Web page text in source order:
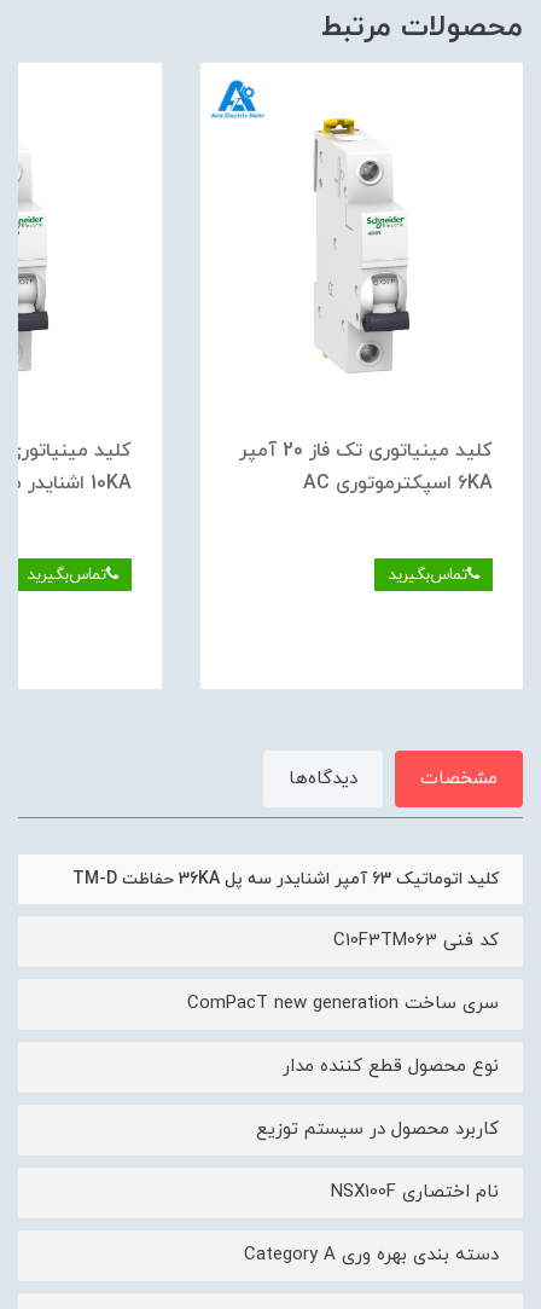
محصولات مرتبط
کلید مينياتوری تک فاز 20 آمپر
6KA اسپکترموتوری AC
تماس‌بگیرید
10KA اشنایدر موتوری DC
تماس‌بگیرید
مشخصات دیدگاه‌ها
کليد اتوماتیک 63 آمپر اشنایدر سه پل 36KA حفاظت TM-D
کد فنی C10F3TM063
سری ساخت ComPacT new generation
نوع محصول قطع کننده مدار
کاربرد محصول در سیستم توزیع
نام اختصاری NSX100F
دسته بندی بهره وری Category A